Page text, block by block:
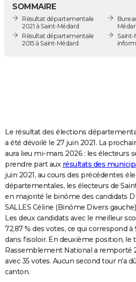
Destinations
City break
Voyage nature
Voyage de noces
Forum
Climat
GUIDES D'ACHAT
COPAINS D'AVANT
AVIS DE DÉCÈS
Bricolage
Lifestyle
Culture
Sport
Auto
Television
Voyage
Cinema
SOMMAIRE
Résultat départementale
2021 à Saint-Médard
Résultat départementale
2015 à Saint-Médard
Saint-
Le résultat des élections
a été dévoilé le 27 juin 2021. La
aura lieu mi-mars 2026 : les électeurs
prendre part aux résultats des
juin 2021, au cours des précédentes
départementales, les électeurs de
en majorité le binôme des candidats
SALLES Céline (Binôme Divers
Les deux candidats avec le meilleur
72,87 % des votes, ce qui correspond
dans l'isoloir. En deuxième position, le
Rassemblement National a remporté
avec 35 votes. Aucun second tour n'a
canton.